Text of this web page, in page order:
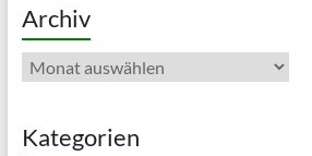
Archiv
Archiv
Kategorien